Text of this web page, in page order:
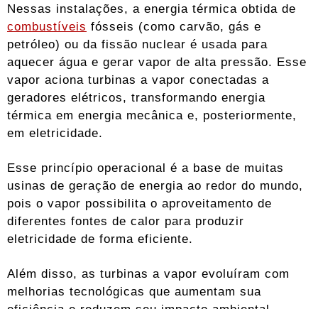
Nessas instalações, a energia térmica obtida de
combustíveis fósseis (como carvão, gás e
petróleo) ou da fissão nuclear é usada para
aquecer água e gerar vapor de alta pressão. Esse
vapor aciona turbinas a vapor conectadas a
geradores elétricos, transformando energia
térmica em energia mecânica e, posteriormente,
em eletricidade.
Esse princípio operacional é a base de muitas
usinas de geração de energia ao redor do mundo,
pois o vapor possibilita o aproveitamento de
diferentes fontes de calor para produzir
eletricidade de forma eficiente.
Além disso, as turbinas a vapor evoluíram com
melhorias tecnológicas que aumentam sua